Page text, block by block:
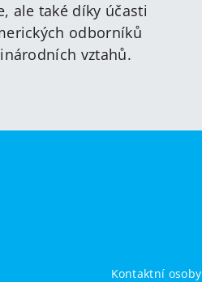
ale také díky účasti
odborníků
vztahů.
Kontaktní osoby